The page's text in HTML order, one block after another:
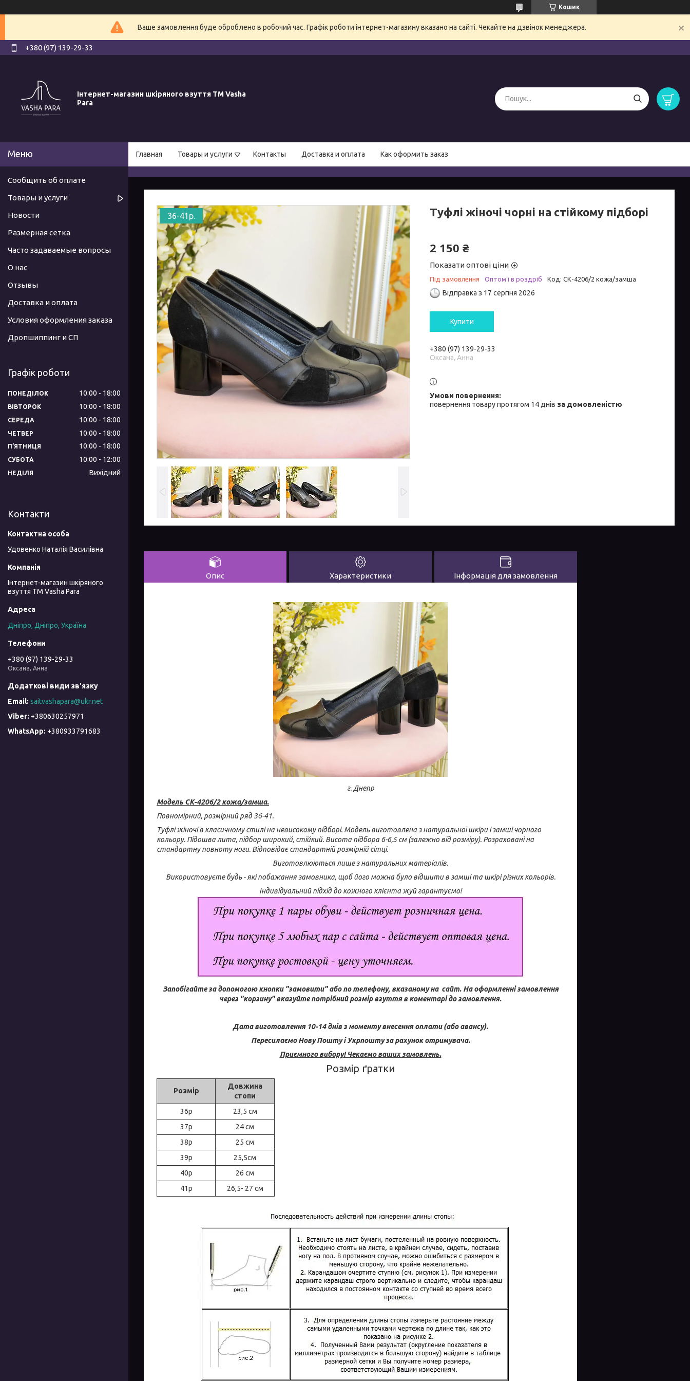
Кошик
Ваше замовлення буде оброблено в робочий час. Графік роботи інтернет-магазину вказано на сайті. Чекайте на дзвінок менеджера.
+380 (97) 139-29-33
Інтернет-магазин шкіряного взуття ТМ Vasha
Para
Главная Товары и услуги Контакты Доставка и оплата Как оформить заказ
36-41р. Туфлі жіночі чорні на стійкому підборі
2 150 ₴
Показати оптові ціни
Під замовлення Оптом і в роздріб Код: СК-4206/2 кожа/замша
Відправка з 17 серпня 2026
Купити
+380 (97) 139-29-33
Оксана, Анна
повернення товару протягом 14 днів за домовленістю
Опис Характеристики Інформація для замовлення
г. Днепр
Модель СК-4206/2 кожа/замша.
Повномірний, розмірний ряд 36-41.
Туфлі жіночі в класичному стилі на невисокому підборі. Модель виготовлена з натуральної шкіри і замші чорного
кольору. Підошва лита, підбор широкий, стійкий. Висота підбора 6-6,5 см (залежно від розміру). Розраховані на
стандартну повноту ноги. Відповідає стандартній розмірній сітці.
Виготовлюються лише з натуральних матеріалів.
Використовуєте будь - які побажання замовника, щоб його можна було відшити в замші та шкірі різних кольорів.
Індивідуальний підхід до кожного клієнта жуй гарантуємо!
Запобігайте за допомогою кнопки "замовити" або по телефону, вказаному на сайт. На оформленні замовлення
через "корзину" вказуйте потрібний розмір взуття в коментарі до замовлення.
Дата виготовлення 10-14 днів з моменту внесення оплати (або авансу).
Пересилаємо Нову Пошту і Укрпошту за рахунок отримувача.
Приємного вибору! Чекаємо ваших замовлень.
Розмір ґратки
Розмір
Довжина
стопи
36р
23,5 см
37р
24 см
38р
25 см
39р
25,5см
40р
26 см
41р
26,5- 27 см
Сообщить об оплате
Товары и услуги
Новости
Размерная сетка
Часто задаваемые вопросы
О нас
Отзывы
Доставка и оплата
Условия оформления заказа
Дропшиппинг и СП
Графік роботи
ПОНЕДІЛОК 10:00 18:00
ВІВТОРОК 10:00 18:00
СЕРЕДА 10:00 18:00
ЧЕТВЕР 10:00 18:00
ПʼЯТНИЦЯ 10:00 18:00
СУБОТА 10:00 12:00
НЕДІЛЯ Вихідний
Контакти
Удовенко Наталія Василівна
Інтернет-магазин шкіряного
взуття ТМ Vasha Para
Дніпро, Дніпро, Україна
+380 (97) 139-29-33
Оксана, Анна
saitvashapara@ukr.net
+380630257971
+380933791683